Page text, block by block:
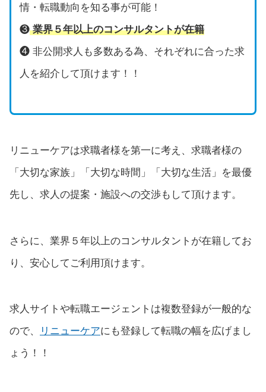
情・転職動向を知る事が可能！
❸ 業界５年以上のコンサルタントが在籍
❹ 非公開求人も多数ある為、それぞれに合った求
人を紹介して頂けます！！
リニューケアは求職者様を第一に考え、求職者様の
「大切な家族」「大切な時間」「大切な生活」を最優
先し、求人の提案・施設への交渉もして頂けます。
さらに、業界５年以上のコンサルタントが在籍してお
り、安心してご利用頂けます。
求人サイトや転職エージェントは複数登録が一般的な
ので、
リニューケアにも登録して転職の幅を広げまし
ょう！！